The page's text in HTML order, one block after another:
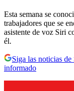
Esta semana se
trabajadores que se
asistente de voz Siri
él.
Siga las noticias
informado